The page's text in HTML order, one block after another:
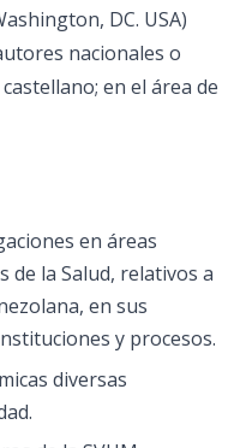
DC. USA)
nacionales o
en el área de
en áreas
de la Salud, relativos a
en sus
y procesos.
diversas